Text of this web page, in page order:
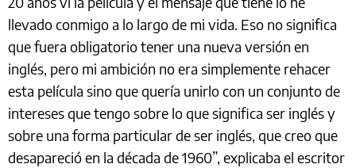
llevado conmigo a lo largo de mi vida. Eso no significa
que fuera obligatorio tener una nueva versión en
inglés, pero mi ambición no era simplemente rehacer
esta película sino que quería unirlo con un conjunto de
intereses que tengo sobre lo que significa ser inglés y
sobre una forma particular de ser inglés, que creo que
desapareció en la década de 1960”, explicaba el escritor